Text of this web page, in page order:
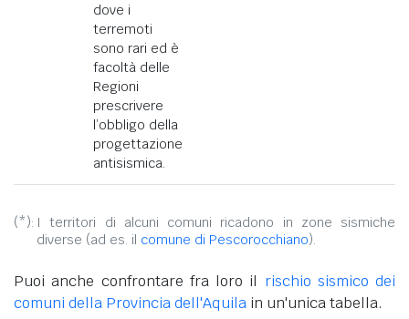
dove i
terremoti
sono rari ed è
facoltà delle
Regioni
prescrivere
l’obbligo della
progettazione
antisismica.
(*): I territori di alcuni comuni ricadono in zone sismiche
diverse (ad es. il comune di Pescorocchiano).
Puoi anche confrontare fra loro il rischio sismico dei
comuni della Provincia dell'Aquila in un'unica tabella.